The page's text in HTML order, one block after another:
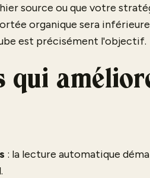
source ou que votre
organique sera
est précisément l'objectif.
qui
: la lecture automatique